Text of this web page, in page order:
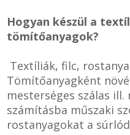
Hogyan készül a
tömítőanyagok?
Textíliák, filc,
Tömítőanyagként
mesterséges szálas
számításba műszaki
rostanyagokat a